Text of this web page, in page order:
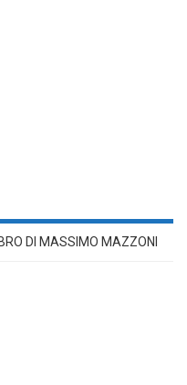
DI MASSIMO MAZZONI